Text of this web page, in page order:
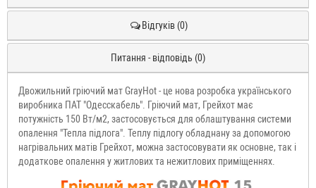
Відгуків (0)
Питання - відповідь (0)
Двожильний гріючий мат GrayHot - це нова розробка українського
виробника ПАТ "Одесскабель". Гріючий мат, Грейхот має
потужність 150 Вт/м2, застосовується для облаштування системи
опалення "Тепла підлога". Теплу підлогу обладнану за допомогою
нагрівальних матів Грейхот, можна застосовувати як основне, так і
додаткове опалення у житлових та нежитлових приміщеннях.